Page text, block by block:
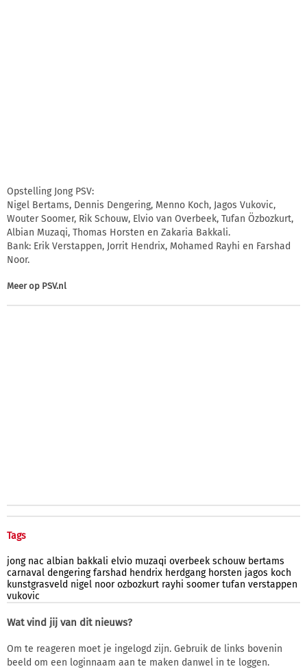
Opstelling Jong PSV:
Nigel Bertams, Dennis Dengering, Menno Koch, Jagos Vukovic,
Wouter Soomer, Rik Schouw, Elvio van Overbeek, Tufan Özbozkurt,
Albian Muzaqi, Thomas Horsten en Zakaria Bakkali.
Bank: Erik Verstappen, Jorrit Hendrix, Mohamed Rayhi en Farshad
Noor.
Meer op PSV.nl
Tags
jong nac albian bakkali elvio muzaqi overbeek schouw bertams
carnaval dengering farshad hendrix herdgang horsten jagos koch
kunstgrasveld nigel noor ozbozkurt rayhi soomer tufan verstappen
vukovic
Wat vind jij van dit nieuws?
Om te reageren moet je ingelogd zijn. Gebruik de links bovenin
beeld om een loginnaam aan te maken danwel in te loggen.